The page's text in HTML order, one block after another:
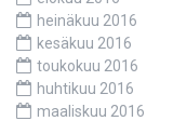
heinäkuu 2016
kesäkuu 2016
toukokuu 2016
huhtikuu 2016
maaliskuu 2016